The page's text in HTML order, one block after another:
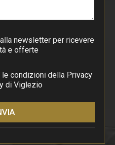
newsletter per ricevere
e offerte
condizioni della Privacy
di Viglezio